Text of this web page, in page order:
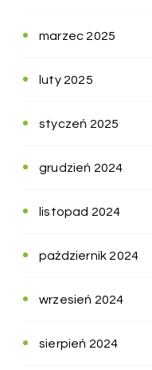
marzec 2025
luty 2025
styczeń 2025
grudzień 2024
listopad 2024
październik 2024
wrzesień 2024
sierpień 2024